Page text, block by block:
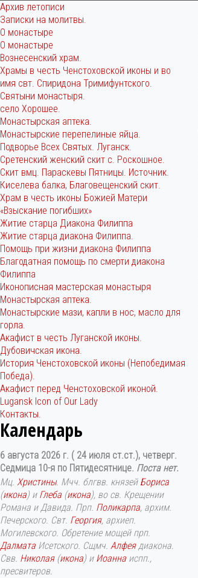
Архив летописи
Записки на молитвы.
О монастыре
О монастыре
Вознесенский храм.
Храмы в честь Ченстоховской иконы и во
имя свт. Спиридона Тримифунтского.
Святыни монастыря.
село Хорошее.
Монастырская аптека.
Монастырские перепелиные яйца.
Подворье Всех Святых. Луганск.
Сретенский женский скит с. Роскошное.
Скит вмц. Параскевы Пятницы. Источник.
Киселева балка, Благовещенский скит.
Храм в честь иконы Божией Матери
«Взыскание погибших»
Житие старца Диакона Филиппа
Житие старца диакона Филиппа.
Помощь при жизни диакона Филиппа
Благодатная помощь по смерти диакона
Филиппа
Иконописная мастерская монастыря
Монастырская аптека.
Монастырские мази, капли в нос, масло для
горла.
Акафист в честь Луганской иконы.
Дубовичская икона.
История Ченстоховской иконы (Непобедимая
Победа).
Акафист перед Ченстоховской иконой.
Lugansk Icon of Our Lady
Контакты.
Календарь
6 августа 2026 г. ( 24 июля ст.ст.), четверг.
Седмица 10-я по Пятидесятнице. Поста нет.
Мц. Христины. Мчч. блгвв. князей Бориса
(икона) и Глеба (икона), во св. Крещении
Романа и Давида. Прп. Поликарпа, архим.
Печерского. Свт. Георгия, архиеп.
Могилевского. Обретение мощей прп.
Далмата Исетского. Сщмч. Алфеядиакона.
Свв. Николая(икона) и Иоанна испп.,
пресвитеров.